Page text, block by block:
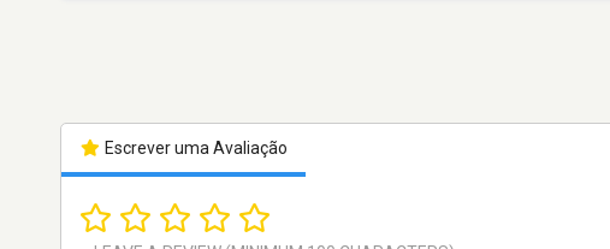
Escrever uma Avaliação